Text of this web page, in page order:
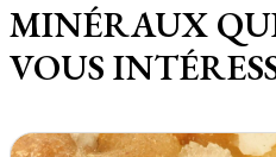
MINÉRAUX
VOUS